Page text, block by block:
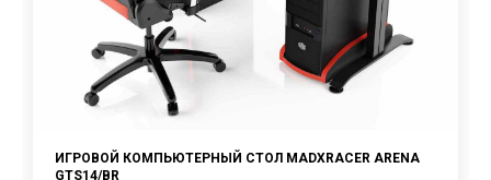
ИГРОВОЙ КОМПЬЮТЕРНЫЙ СТОЛ MADXRACER ARENA
GTS14/BR